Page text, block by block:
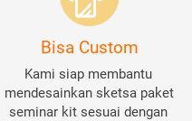
Bisa Custom
Kami siap membantu
mendesainkan sketsa paket
seminar kit sesuai dengan